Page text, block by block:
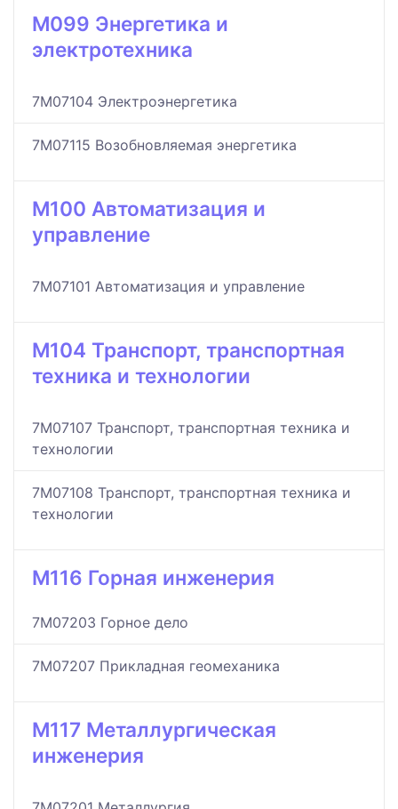
M099 Энергетика и
электротехника
7M07104 Электроэнергетика
7M07115 Возобновляемая энергетика
M100 Автоматизация и
управление
7M07101 Автоматизация и управление
M104 Транспорт, транспортная
техника и технологии
7M07107 Транспорт, транспортная техника и
технологии
7M07108 Транспорт, транспортная техника и
технологии
M116 Горная инженерия
7M07203 Горное дело
7M07207 Прикладная геомеханика
M117 Металлургическая
инженерия